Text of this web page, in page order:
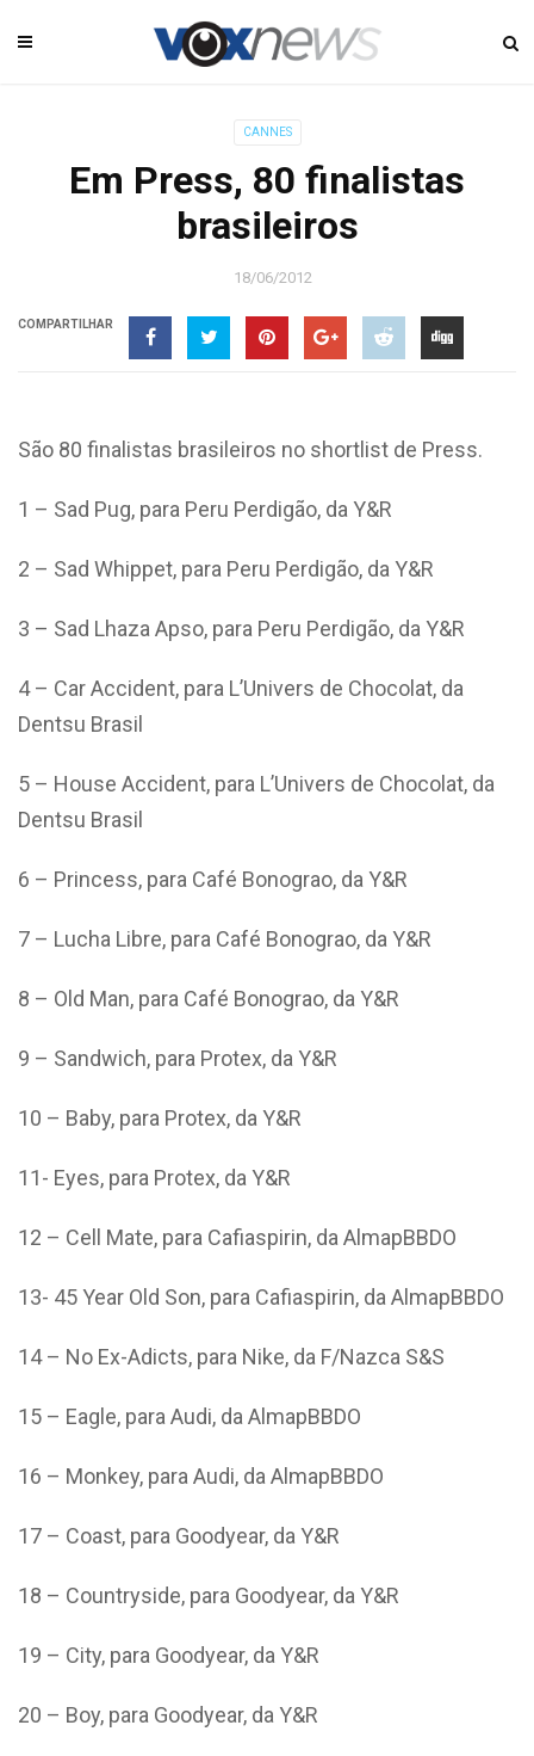
CANNES
Em Press, 80 finalistas
brasileiros
18/06/2012
COMPARTILHAR
São 80 finalistas brasileiros no shortlist de Press.
1 – Sad Pug, para Peru Perdigão, da Y&R
2 – Sad Whippet, para Peru Perdigão, da Y&R
3 – Sad Lhaza Apso, para Peru Perdigão, da Y&R
4 – Car Accident, para L’Univers de Chocolat, da
Dentsu Brasil
5 – House Accident, para L’Univers de Chocolat, da
Dentsu Brasil
6 – Princess, para Café Bonograo, da Y&R
7 – Lucha Libre, para Café Bonograo, da Y&R
8 – Old Man, para Café Bonograo, da Y&R
9 – Sandwich, para Protex, da Y&R
10 – Baby, para Protex, da Y&R
11- Eyes, para Protex, da Y&R
12 – Cell Mate, para Cafiaspirin, da AlmapBBDO
13- 45 Year Old Son, para Cafiaspirin, da AlmapBBDO
14 – No Ex-Adicts, para Nike, da F/Nazca S&S
15 – Eagle, para Audi, da AlmapBBDO
16 – Monkey, para Audi, da AlmapBBDO
17 – Coast, para Goodyear, da Y&R
18 – Countryside, para Goodyear, da Y&R
19 – City, para Goodyear, da Y&R
20 – Boy, para Goodyear, da Y&R